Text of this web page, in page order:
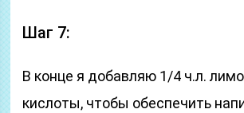
Шаг 7:
В конце я добавляю 1/4 ч.л.
кислоты, чтобы обеспечить